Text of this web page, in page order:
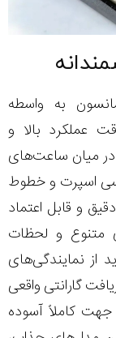
به واسطه
عملکرد بالا و
در میان ساعت‌های
اسپرت و خطوط
و قابل اعتماد
متنوع و لحظات
از نمایندگی‌های
گارانتی واقعی
کاملاً آسوده